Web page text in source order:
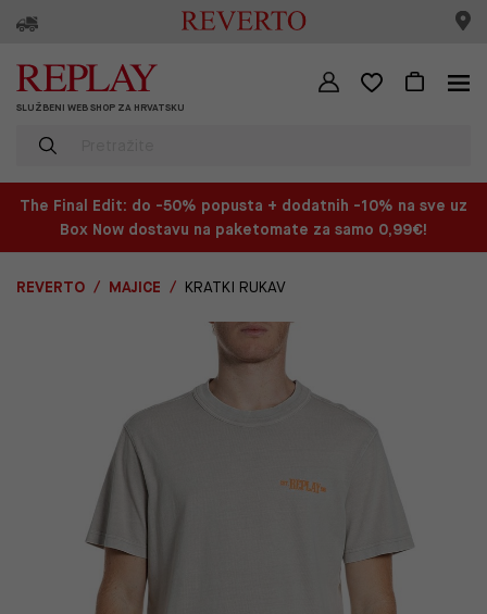
SLUŽBENI WEB SHOP ZA HRVATSKU
The Final Edit: do -50% popusta + dodatnih -10% na sve uz
Box Now dostavu na paketomate za samo 0,99€!
REVERTO MAJICE KRATKI RUKAV